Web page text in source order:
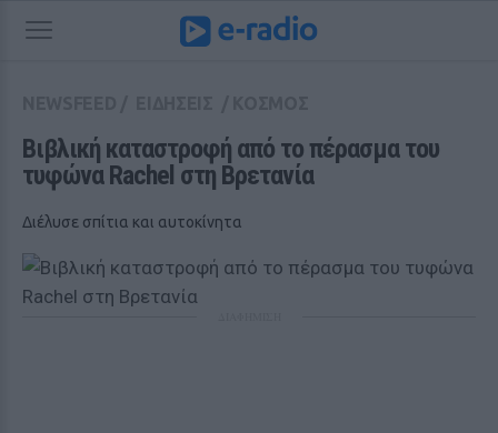
Βιβλική καταστροφή από το πέρασμα του
τυφώνα Rachel στη Βρετανία
Διέλυσε σπίτια και αυτοκίνητα